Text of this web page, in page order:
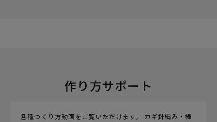
作り方サポート
各種つくり方動画をご覧いただけます。 カギ針編み・棒